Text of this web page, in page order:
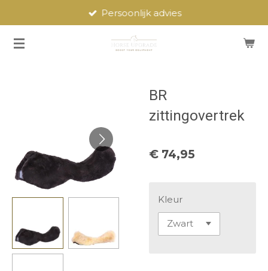
naar
Persoonlijk advies
BR
zittingovertrek
€ 74,95
Kleur